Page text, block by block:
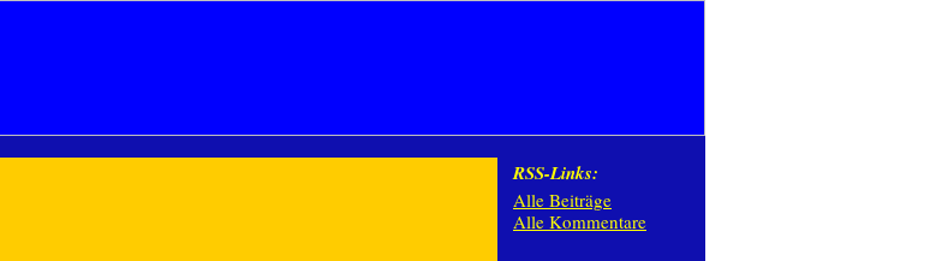
RSS-Links:
Alle Beiträge
Alle Kommentare